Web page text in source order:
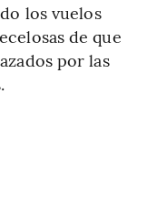
los vuelos
de que
por las